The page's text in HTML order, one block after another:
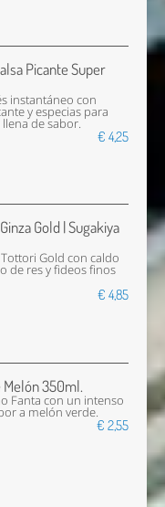
Picante Super
instantáneo con
y especias para
de sabor.
€ 4,25
Gold | Sugakiya
Gold con caldo
de res y fideos finos
€ 4,85
Melón 350ml.
Fanta con un intenso
a melón verde.
€ 2,55